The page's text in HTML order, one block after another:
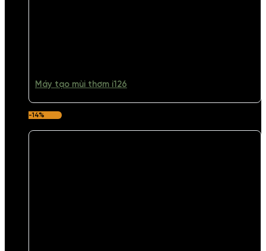
Máy tạo mùi thơm i126
-14%